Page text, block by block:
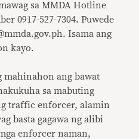
sa MMDA Hotline
0917-527-7304. Puwede
Isama ang
kayo.
mahinahon ang bawat
sa ma­buting
traffic enforcer, alamin
basta gagawa ng alibi
enforcer naman,